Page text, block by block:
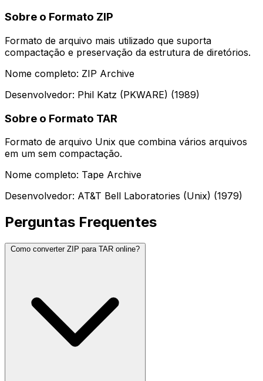
Sobre o Formato ZIP
Formato de arquivo mais utilizado que suporta
compactação e preservação da estrutura de diretórios.
Nome completo: ZIP Archive
Desenvolvedor: Phil Katz (PKWARE) (1989)
Sobre o Formato TAR
Formato de arquivo Unix que combina vários arquivos
em um sem compactação.
Nome completo: Tape Archive
Desenvolvedor: AT&T Bell Laboratories (Unix) (1979)
Perguntas Frequentes
Como converter ZIP para TAR online?